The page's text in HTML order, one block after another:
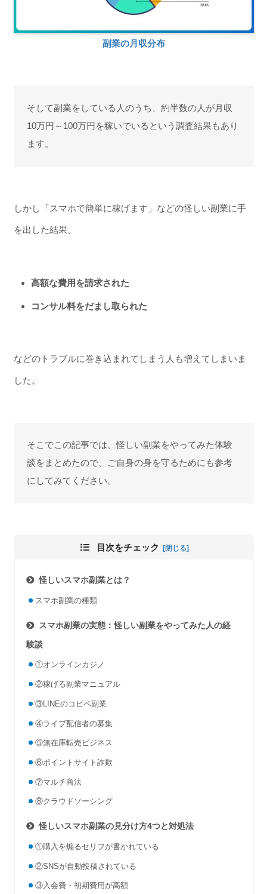
副業の月収分布
そして副業をしている人のうち、約半数の人が月収
10万円～100万円を稼いでいるという調査結果もあり
ます。
しかし「スマホで簡単に稼げます」などの怪しい副業に手
を出した結果、
高額な費用を請求された
コンサル料をだまし取られた
などのトラブルに巻き込まれてしまう人も増えてしまいま
した。
そこでこの記事では、怪しい副業をやってみた体験
談をまとめたので、ご自身の身を守るためにも参考
にしてみてください。
目次をチェック
怪しいスマホ副業とは？
スマホ副業の種類
スマホ副業の実態：怪しい副業をやってみた人の経
験談
①オンラインカジノ
②稼げる副業マニュアル
③LINEのコピペ副業
④ライブ配信者の募集
⑤無在庫転売ビジネス
⑥ポイントサイト詐欺
⑦マルチ商法
⑧クラウドソーシング
怪しいスマホ副業の見分け方4つと対処法
①購入を煽るセリフが書かれている
②SNSが自動投稿されている
③入会費・初期費用が高額